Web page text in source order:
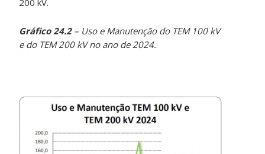
200 kV.
Gráfico 24.2– Uso e Manutenção do TEM 100 kV
e do TEM 200 kV no ano de 2024.